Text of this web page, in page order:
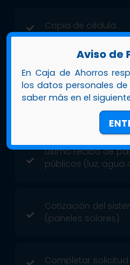
Copia de cédula.
Copia del carnet
Último talonario de
Último recibo de
públicos (luz, agua
Cotización del
(paneles solares).
Completar
Aviso de
En Caja de Ahorros
los datos personales
saber más en el